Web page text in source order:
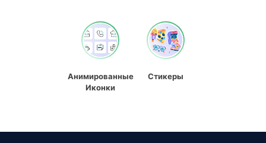
Анимированные
Иконки
Стикеры